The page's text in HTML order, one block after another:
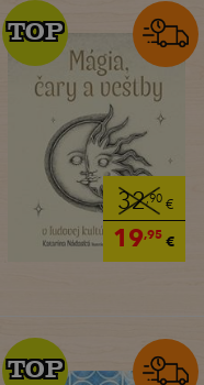
32,90€
19,95€
TOP
TOP
TOP
TOP